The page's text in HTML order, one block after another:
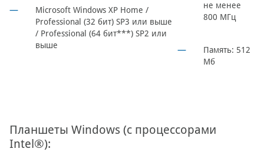
Microsoft Windows XP Home /
Professional (32 бит) SP3 или выше
/ Professional (64 бит***) SP2 или
выше
не менее
800 МГц
Память: 512
Mб
Планшеты Windows (с процессорами
Intel®):